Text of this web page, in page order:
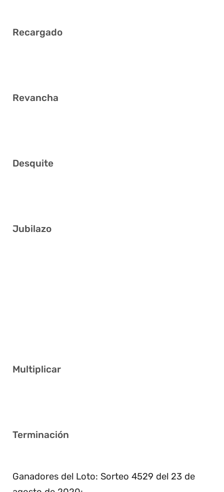
Recargado
Revancha
Desquite
Jubilazo
Multiplicar
Terminación
Ganadores del Loto: Sorteo 4529 del 23 de